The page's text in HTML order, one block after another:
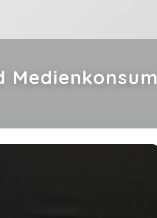
Medienkonsum